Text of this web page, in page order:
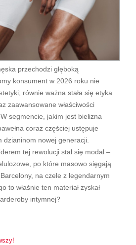
przechodzi głęboką
konsument w 2026 roku nie
równie ważna stała się etyka
zaawansowane właściwości
segmencie, jakim jest bielizna
coraz częściej ustępuje
dzianinom nowej generacji.
tej rewolucji stał się modal –
po które masowo sięgają
na czele z legendarnym
to właśnie ten materiał zyskał
intymnej?